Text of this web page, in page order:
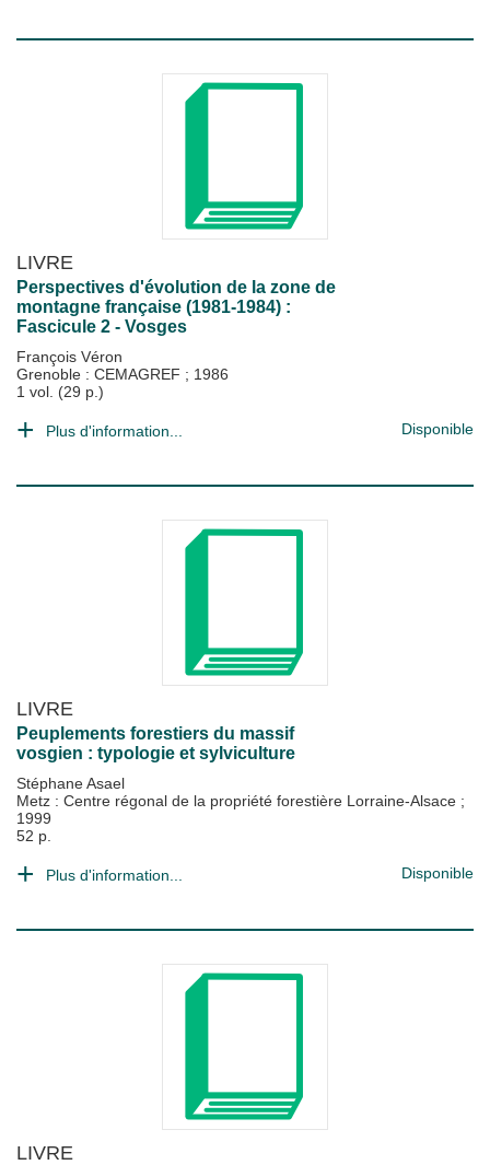
LIVRE
Perspectives d'évolution de la zone de
montagne française (1981-1984) :
Fascicule 2 - Vosges
François Véron
Grenoble : CEMAGREF ; 1986
1 vol. (29 p.)
Plus d'information... Disponible
LIVRE
Peuplements forestiers du massif
vosgien : typologie et sylviculture
Stéphane Asael
Metz : Centre régonal de la propriété forestière Lorraine-Alsace ;
1999
52 p.
Plus d'information... Disponible
LIVRE